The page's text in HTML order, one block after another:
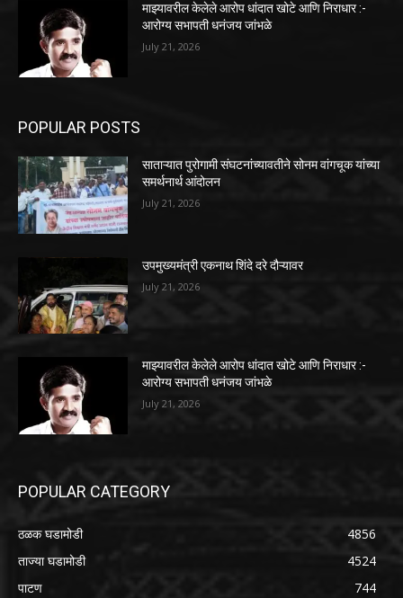
माझ्यावरील केलेले आरोप धांदात खोटे आणि निराधार :-
आरोग्य सभापती धनंजय जांभळे
July 21, 2026
POPULAR POSTS
साताऱ्यात पुरोगामी संघटनांच्यावतीने सोनम वांगचूक यांच्या
समर्थनार्थ आंदोलन
July 21, 2026
उपमुख्यमंत्री एकनाथ शिंदे दरे दौऱ्यावर
July 21, 2026
माझ्यावरील केलेले आरोप धांदात खोटे आणि निराधार :-
आरोग्य सभापती धनंजय जांभळे
July 21, 2026
POPULAR CATEGORY
ठळक घडामोडी
4856
ताज्या घडामोडी
4524
पाटण
744